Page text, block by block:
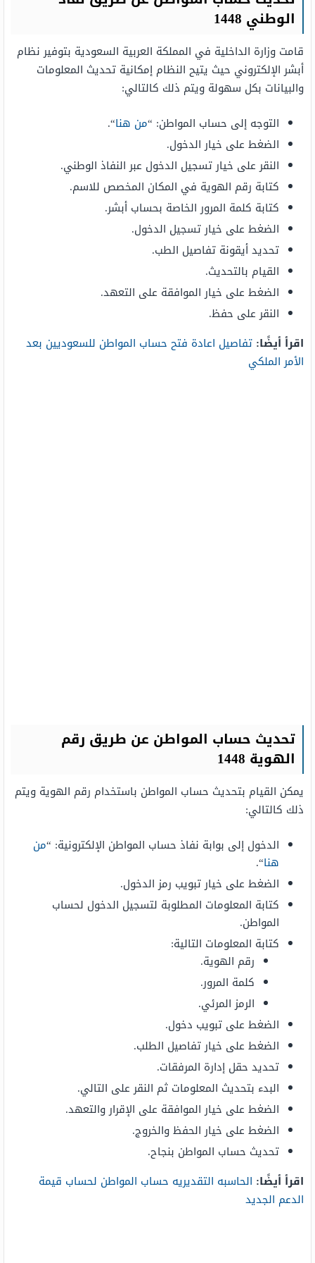
الوطني 1448
قامت وزارة الداخلية في المملكة العربية السعودية بتوفير نظام
أبشر الإلكتروني حيث يتيح النظام إمكانية تحديث المعلومات
والبيانات بكل سهولة ويتم ذلك كالتالي:
التوجه إلى حساب المواطن: “من هنا“.
الضغط على خيار الدخول.
النقر على خيار تسجيل الدخول عبر النفاذ الوطني.
كتابة رقم الهوية في المكان المخصص للاسم.
كتابة كلمة المرور الخاصة بحساب أبشر.
الضغط على خيار تسجيل الدخول.
تحديد أيقونة تفاصيل الطب.
القيام بالتحديث.
الضغط على خيار الموافقة على التعهد.
النقر على حفظ.
اقرأ أيضًا: تفاصيل اعادة فتح حساب المواطن للسعوديين بعد
الأمر الملكي
تحديث حساب المواطن عن طريق رقم
الهوية 1448
يمكن القيام بتحديث حساب المواطن باستخدام رقم الهوية ويتم
ذلك كالتالي:
الدخول إلى بوابة نفاذ حساب المواطن الإلكترونية: “من
هنا“.
الضغط على خيار تبويب رمز الدخول.
كتابة المعلومات المطلوبة لتسجيل الدخول لحساب
المواطن.
كتابة المعلومات التالية:
رقم الهوية.
كلمة المرور.
الرمز المرئي.
الضغط على تبويب دخول.
الضغط على خيار تفاصيل الطلب.
تحديد حقل إدارة المرفقات.
البدء بتحديث المعلومات ثم النقر على التالي.
الضغط على خيار الموافقة على الإقرار والتعهد.
الضغط على خيار الحفظ والخروج.
تحديث حساب المواطن بنجاح.
اقرأ أيضًا: الحاسبه التقديريه حساب المواطن لحساب قيمة
الدعم الجديد